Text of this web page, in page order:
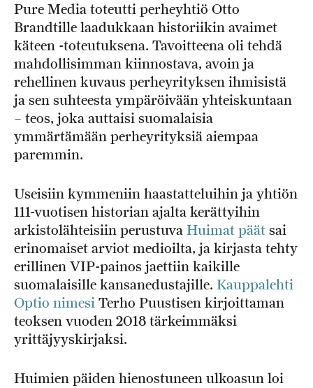
Pure Media toteutti perheyhtiö Otto
Brandtille laadukkaan historiikin avaimet
käteen -toteutuksena. Tavoitteena oli tehdä
mahdollisimman kiinnostava, avoin ja
rehellinen kuvaus perheyrityksen ihmisistä
ja sen suhteesta ympäröivään yhteiskuntaan
– teos, joka auttaisi suomalaisia
ymmärtämään perheyrityksiä aiempaa
paremmin.
Useisiin kymmeniin haastatteluihin ja yhtiön
111-vuotisen historian ajalta kerättyihin
arkistolähteisiin perustuva Huimat päät sai
erinomaiset arviot medioilta, ja kirjasta tehty
erillinen VIP-painos jaettiin kaikille
suomalaisille kansanedustajille. Kauppalehti
Optio nimesi Terho Puustisen kirjoittaman
teoksen vuoden 2018 tärkeimmäksi
yrittäjyyskirjaksi.
Huimien päiden hienostuneen ulkoasun loi